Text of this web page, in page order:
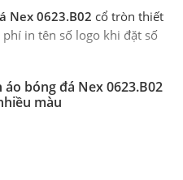
Nex 0623.B02 cổ tròn thiết
in tên số logo khi đặt số
bóng đá Nex 0623.B02
màu